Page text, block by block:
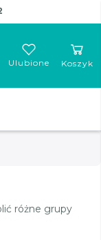
Koszyk
Ulubione
różne grupy